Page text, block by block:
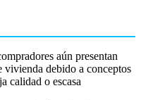
aún presentan
vivienda debido a conceptos
calidad o escasa